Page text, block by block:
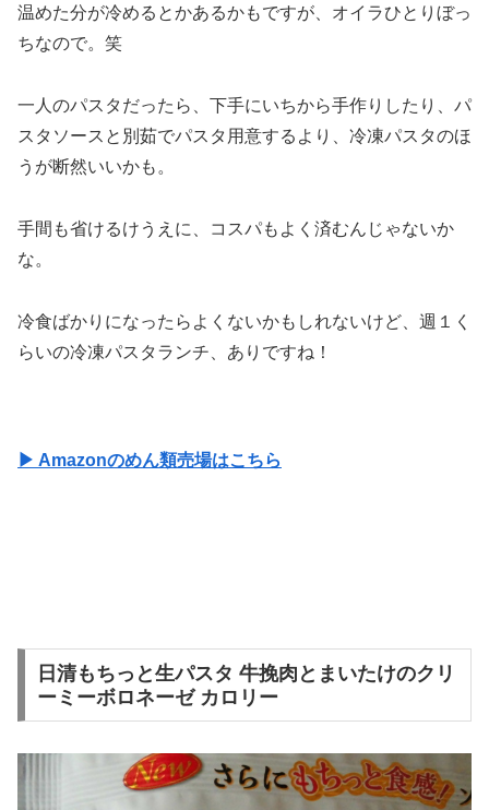
温めた分が冷めるとかあるかもですが、オイラひとりぼっ
ちなので。笑
一人のパスタだったら、下手にいちから手作りしたり、パ
スタソースと別茹でパスタ用意するより、冷凍パスタのほ
うが断然いいかも。
手間も省けるけうえに、コスパもよく済むんじゃないか
な。
冷食ばかりになったらよくないかもしれないけど、週１く
らいの冷凍パスタランチ、ありですね！
▶ Amazonのめん類売場はこちら
日清もちっと生パスタ 牛挽肉とまいたけのクリ
ーミーボロネーゼ カロリー